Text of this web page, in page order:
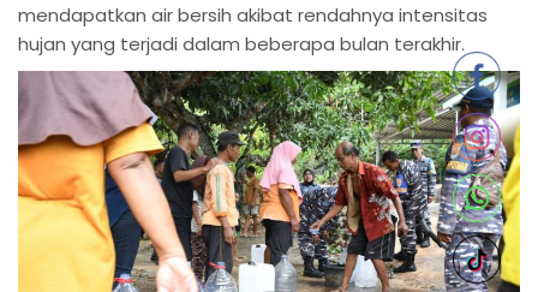
mendapatkan air bersih akibat rendahnya intensitas
hujan yang terjadi dalam beberapa bulan terakhir.